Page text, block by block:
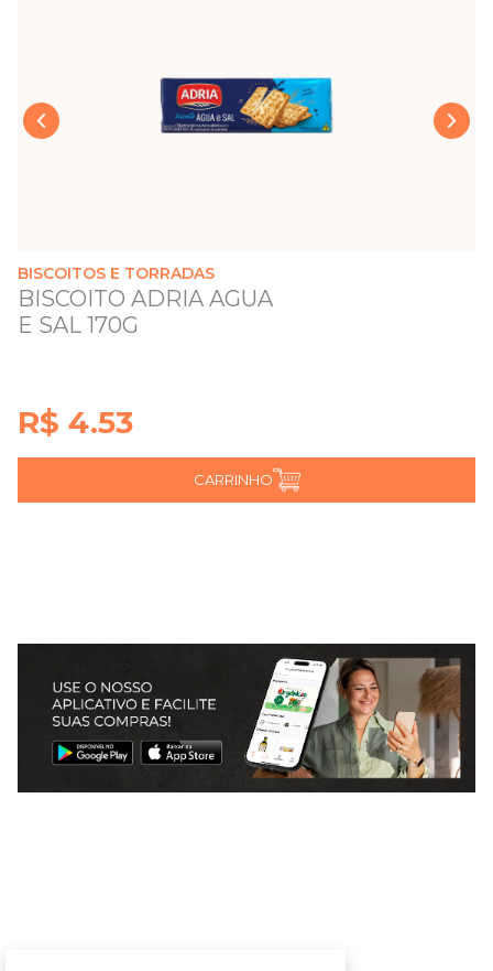
BISCOITOS E TORRADAS
BISCOITO ADRIA AGUA
E SAL 170G
R$ 4.53
CARRINHO
‹ ›